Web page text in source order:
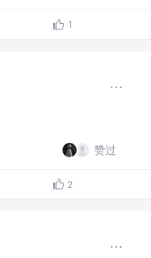
1
赞过
2